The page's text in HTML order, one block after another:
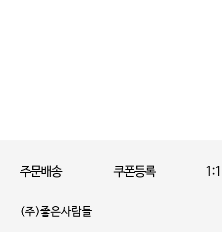
주문배송 쿠폰등록
(주)좋은사람들